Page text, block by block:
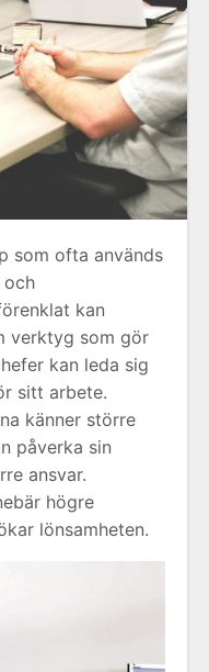
som ofta används
och
kan
verktyg som gör
kan leda sig
sitt arbete.
känner större
påverka sin
ansvar.
högre
lönsamheten.